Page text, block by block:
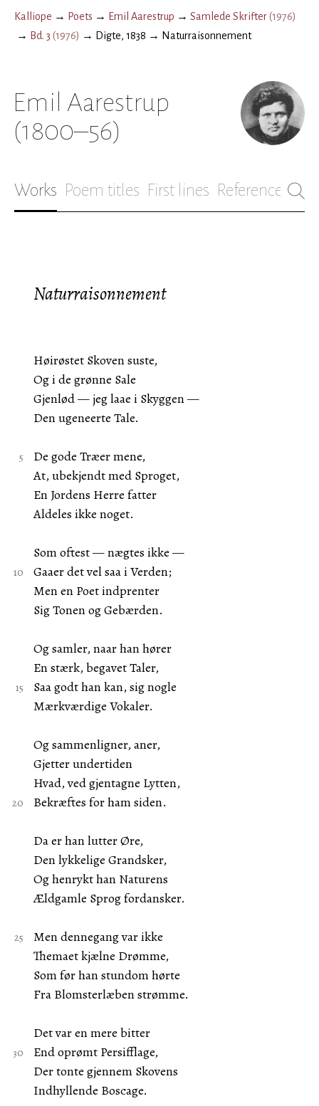
Kalliope → Poets → Emil Aarestrup → Samlede Skrifter(1976)
→ Bd. 3 (1976) → Digte, 1838 → Naturraisonnement
Emil Aarestrup
(1800–56)
Works Poem titles First lines References
Naturraisonnement
Høirøstet Skoven suste,
Og i de grønne Sale
Gjenlød — jeg laae i Skyggen —
Den ugeneerte Tale.
De gode Træer mene,
At, ubekjendt med Sproget,
En Jordens Herre fatter
Aldeles ikke noget.
Som oftest — nægtes ikke —
Gaaer det vel saa i Verden;
Men en Poet indprenter
Sig Tonen og Gebærden.
Og samler, naar han hører
En stærk, begavet Taler,
Saa godt han kan, sig nogle
Mærkværdige Vokaler.
Og sammenligner, aner,
Gjetter undertiden
Hvad, ved gjentagne Lytten,
Bekræftes for ham siden.
Da er han lutter Øre,
Den lykkelige Grandsker,
Og henrykt han Naturens
Ældgamle Sprog fordansker.
Men dennegang var ikke
Themaet kjælne Drømme,
Som før han stundom hørte
Fra Blomsterlæben strømme.
Det var en mere bitter
End oprømt Persifflage,
Der tonte gjennem Skovens
Indhyllende Boscage.